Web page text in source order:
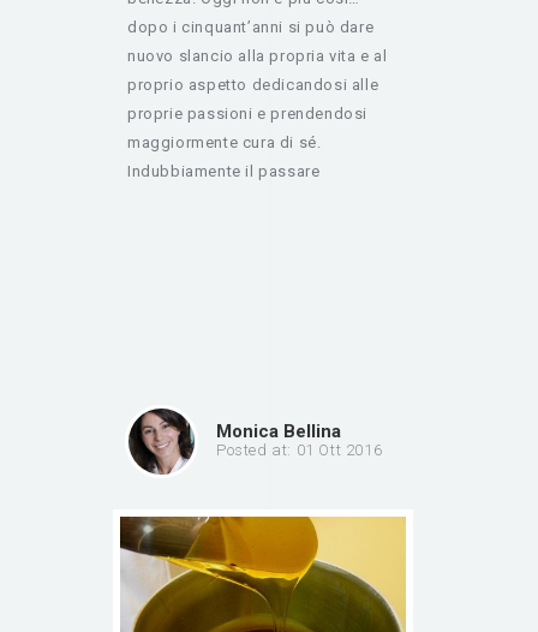
dopo i cinquant’anni si può dare
nuovo slancio alla propria vita e al
proprio aspetto dedicandosi alle
proprie passioni e prendendosi
maggiormente cura di sé.
Indubbiamente il passare
Monica Bellina
Posted at: 01 Ott 2016